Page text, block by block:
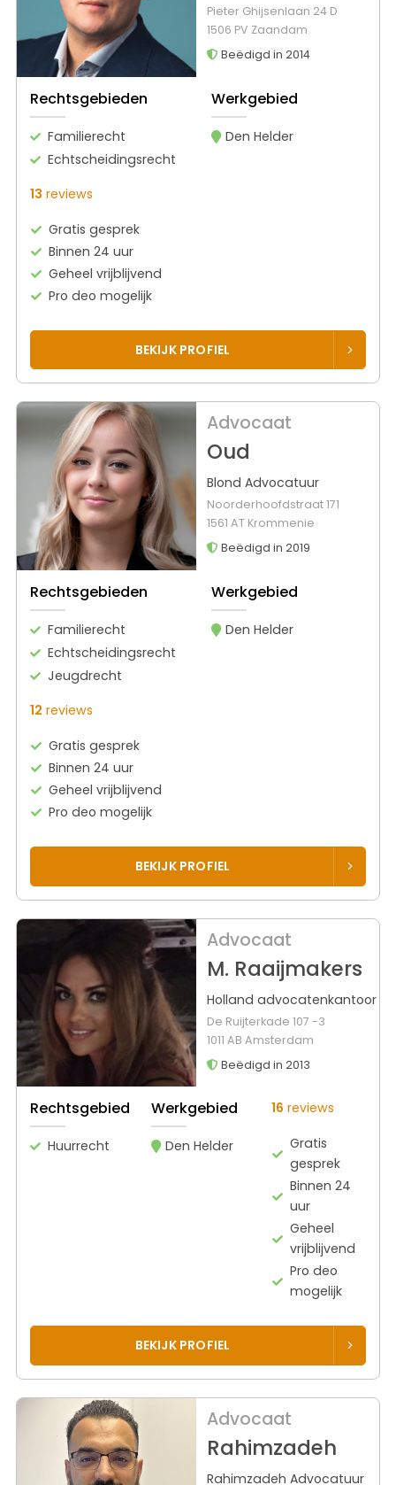
Pieter Ghijsenlaan 24 D
1506 PV Zaandam
Beëdigd in 2014
Rechtsgebieden
Familierecht
Echtscheidingsrecht
Werkgebied
Den Helder
13 reviews
Gratis gesprek
Binnen 24 uur
Geheel vrijblijvend
Pro deo mogelijk
BEKIJK PROFIEL
Advocaat
Oud
Blond Advocatuur
Noorderhoofdstraat 171
1561 AT Krommenie
Beëdigd in 2019
Rechtsgebieden
Familierecht
Echtscheidingsrecht
Jeugdrecht
Werkgebied
Den Helder
12 reviews
Gratis gesprek
Binnen 24 uur
Geheel vrijblijvend
Pro deo mogelijk
BEKIJK PROFIEL
Advocaat
M. Raaijmakers
Holland advocatenkantoor
De Ruijterkade 107 -3
1011 AB Amsterdam
Beëdigd in 2013
Rechtsgebied
Huurrecht
Werkgebied
Den Helder
16 reviews
Gratis
gesprek
Binnen 24
uur
Geheel
vrijblijvend
Pro deo
mogelijk
BEKIJK PROFIEL
Advocaat
Rahimzadeh
Rahimzadeh Advocatuur